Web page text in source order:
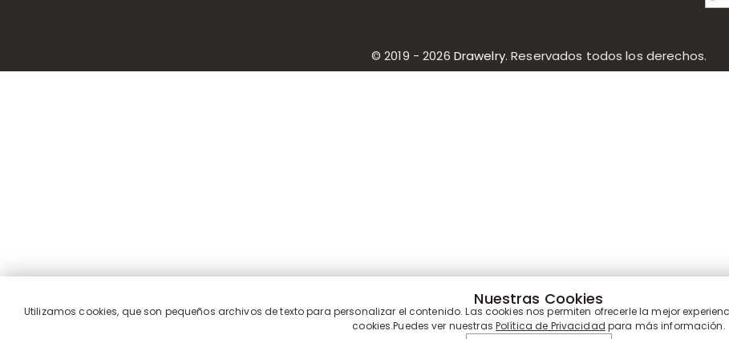
© 2019 - 2026 Drawelry. Reservados todos los derechos.
Nuestras Cookies
Utilizamos cookies, que son pequeños archivos de texto para personalizar el contenido. Las cookies nos permiten ofrecerle la mejor
cookies.Puedes ver nuestras Política de Privacidad para más información.